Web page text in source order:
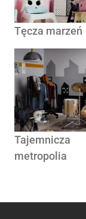
Tęcza marzeń
Tajemnicza
metropolia